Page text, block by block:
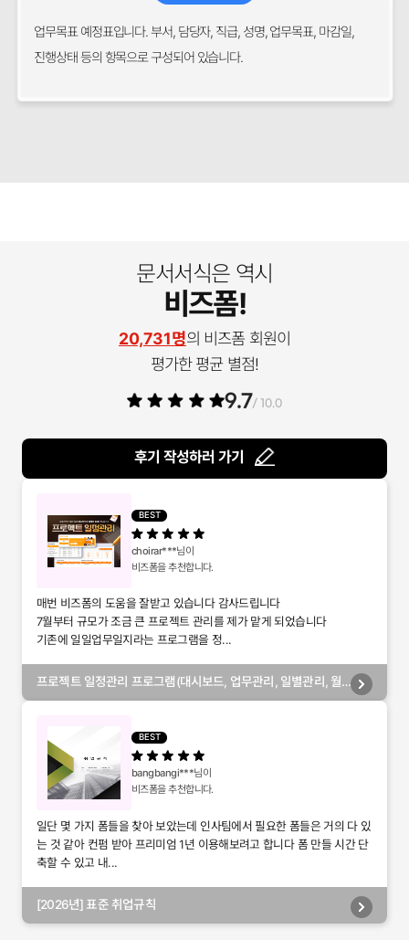
업무목표 예정표입니다. 부서, 담당자, 직급, 성명, 업무목표, 마감일,
진행상태 등의 항목으로 구성되어 있습니다.
문서서식은 역시
비즈폼!
20,731명의 비즈폼 회원이
평가한 평균 별점!
9.7/ 10.0
후기 작성하러 가기
BEST
choirar***님이
비즈폼을 추천합니다.
매번 비즈폼의 도움을 잘받고 있습니다 감사드립니다
7월부터 규모가 조금 큰 프로젝트 관리를 제가 맡게 되었습니다
기존에 일일업무일지라는 프로그램을 정...
프로젝트 일정관리 프로그램(대시보드, 업무관리, 일별관리, 월
BEST
bangbangi***님이
비즈폼을 추천합니다.
일단 몇 가지 폼들을 찾아 보았는데 인사팀에서 필요한 폼들은 거의 다 있
는 것 같아 컨펌 받아 프리미엄 1년 이용해보려고 합니다 폼 만들 시간 단
축할 수 있고 내...
[2026년] 표준 취업규칙